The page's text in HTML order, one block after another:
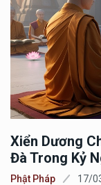
Xiển Dương
Đà Trong Kỷ
Phật Pháp 17/